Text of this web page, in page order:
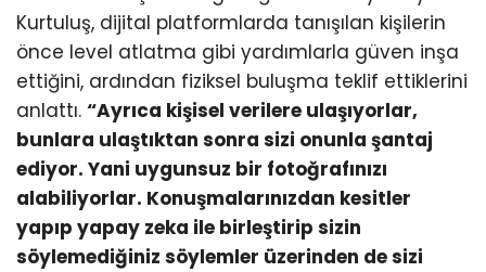
Kurtuluş, dijital platformlarda tanışılan kişilerin
önce level atlatma gibi yardımlarla güven inşa
ettiğini, ardından fiziksel buluşma teklif ettiklerini
anlattı. “Ayrıca kişisel verilere ulaşıyorlar,
bunlara ulaştıktan sonra sizi onunla şantaj
ediyor. Yani uygunsuz bir fotoğrafınızı
alabiliyorlar. Konuşmalarınızdan kesitler
yapıp yapay zeka ile birleştirip sizin
söylemediğiniz söylemler üzerinden de sizi